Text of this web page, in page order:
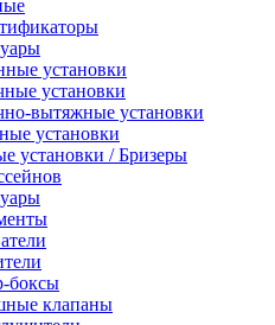
установки
установки
вытяжные установки
установки
установки / Бризеры
боксы
клапаны